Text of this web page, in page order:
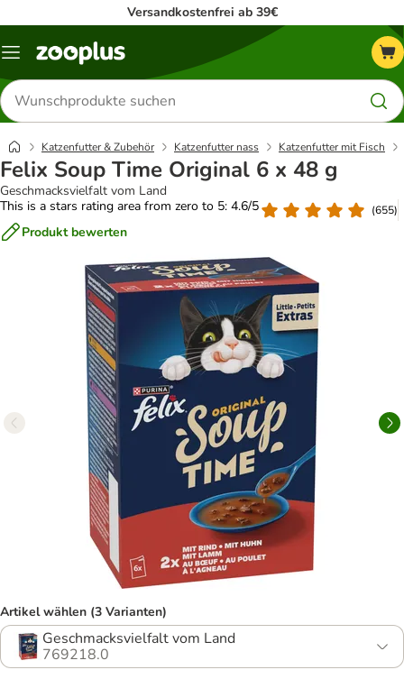
Versandkostenfrei ab 39€
Menü
Produkte
suchen
Katzenfutter & Zubehör Katzenfutter nass Katzenfutter mit Fisch
Felix Soup Time Original 6 x 48 g
Geschmacksvielfalt vom Land
This is a stars rating area from zero to 5: 4.6/5
(655)
Produkt bewerten
Artikel wählen (3 Varianten)
Geschmacksvielfalt vom Land
769218.0